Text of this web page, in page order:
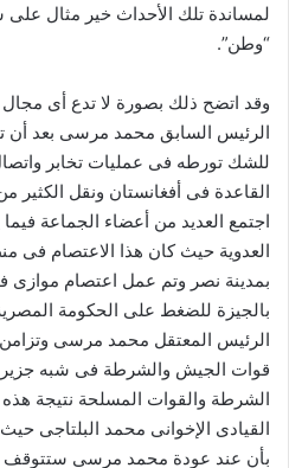
لمساندة تلك الأحداث خير مثال على
“وطن”.
وقد اتضح ذلك بصورة لا تدع أى
الرئيس السابق محمد مرسى بعد أن
للشك تورطه فى عمليات تخابر
القاعدة فى أفغانستان ونقل الكثير
اجتمع العديد من أعضاء الجماعة
العدوية حيث كان هذا الاعتصام فى
بمدينة نصر وتم عمل اعتصام موازى
بالجيزة للضغط على الحكومة
الرئيس المعتقل محمد مرسى
قوات الجيش والشرطة فى شبه
الشرطة والقوات المسلحة نتيجة
القيادى الإخوانى محمد البلتاجى
بأن عند عودة محمد مرسى ستتوقف